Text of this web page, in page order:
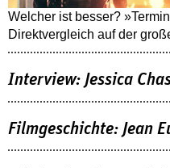
Welcher ist besser?
Direktvergleich auf der
Interview: Jessica
Filmgeschichte: Jean